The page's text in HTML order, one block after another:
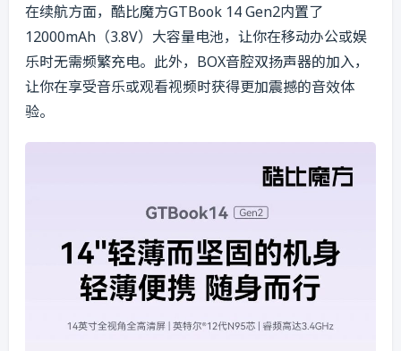
在续航方面，酷比魔方GTBook 14 Gen2内置了
12000mAh（3.8V）大容量电池，让你在移动办公或娱
乐时无需频繁充电。此外，BOX音腔双扬声器的加入，
让你在享受音乐或观看视频时获得更加震撼的音效体
验。